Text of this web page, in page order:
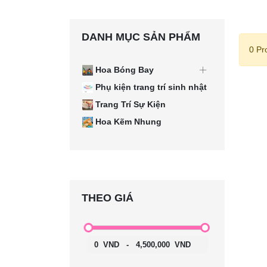
DANH MỤC SẢN PHẨM
Hoa Bóng Bay
Phụ kiện trang trí sinh nhật
Trang Trí Sự Kiện
Hoa Kẽm Nhung
THEO GIÁ
0 VND - 4,500,000 VND
0